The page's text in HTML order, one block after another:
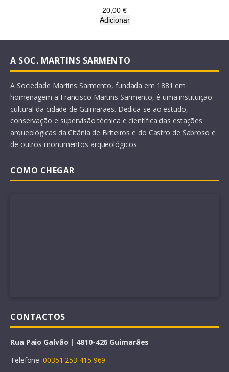
20,00 €
Adicionar
A SOC. MARTINS SARMENTO
A Sociedade Martins Sarmento, fundada em 1881 em
homenagem a Francisco Martins Sarmento, é uma instituição
cultural da cidade de Guimarães. Dedica-se ao estudo,
conservação e supervisão técnica e científica das estações
arqueológicas da Citânia de Briteiros e do Castro de Sabroso e
de outros monumentos arqueológicos.
COMO CHEGAR
CONTACTOS
Rua Paio Galvão | 4810-426 Guimarães
Telefone:00351 253 415 969